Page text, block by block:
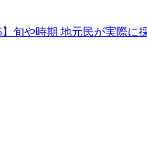
】旬や時期 地元民が実際に